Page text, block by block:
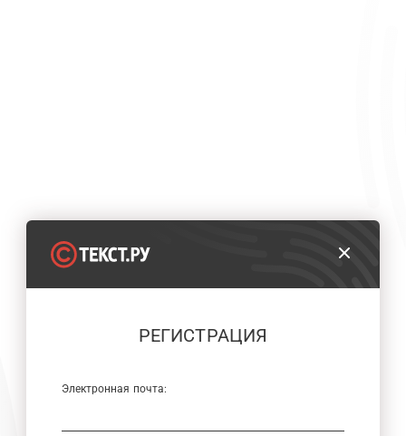
РЕГИСТРАЦИЯ
Электронная почта: